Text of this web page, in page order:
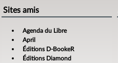
Sites amis
Agenda du Libre
April
Éditions D-BookeR
Éditions Diamond